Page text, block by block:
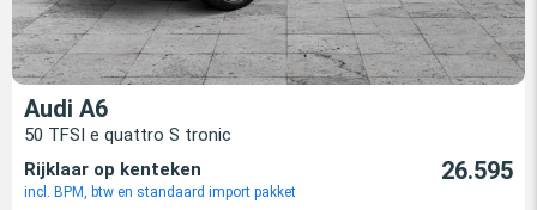
Audi A6
50 TFSI e quattro S tronic
Rijklaar op kenteken
incl. BPM, btw en standaard import pakket
26.595